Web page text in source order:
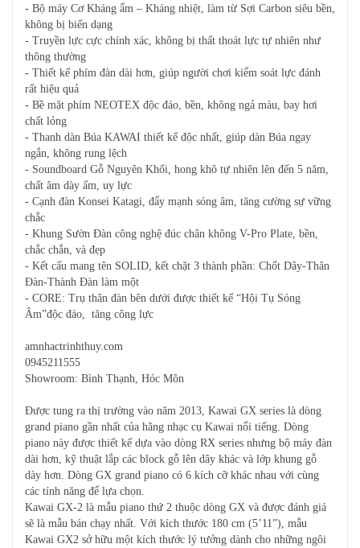
- Bộ máy Cơ Kháng ẩm – Kháng nhiệt, làm từ Sợi Carbon siêu bền,
không bị biến dạng
- Truyền lực cực chính xác, không bị thất thoát lực tự nhiên như
thông thường
- Thiết kế phím đàn dài hơn, giúp người chơi kiểm soát lực đánh
rất hiệu quả
- Bề mặt phím NEOTEX độc đáo, bền, không ngả màu, bay hơi
chất lỏng
- Thanh dàn Búa KAWAI thiết kế độc nhất, giúp dàn Búa ngay
ngắn, không rung lệch
- Soundboard Gỗ Nguyên Khối, hong khô tự nhiên lên đến 5 năm,
chất âm dày ấm, uy lực
- Cạnh đàn Konsei Katagi, đẩy mạnh sóng âm, tăng cường sự vững
chắc
- Khung Sườn Đàn công nghệ đúc chân không V-Pro Plate, bền,
chắc chắn, và đẹp
- Kết cấu mang tên SOLID, kết chặt 3 thành phần: Chốt Dây-Thân
Đàn-Thành Đàn làm một
- CORE: Trụ thân đàn bên dưới được thiết kế “Hội Tụ Sóng
Âm”độc đáo, tăng công lực
amnhactrinhthuy.com
0945211555
Showroom: Bình Thạnh, Hóc Môn
Được tung ra thị trường vào năm 2013, Kawai GX series là dòng
grand piano gần nhất của hãng nhạc cụ Kawai nổi tiếng. Dòng
piano này được thiết kế dựa vào dòng RX series nhưng bộ máy đàn
dài hơn, kỹ thuật lắp các block gỗ lên dây khác và lớp khung gỗ
dày hơn. Dòng GX grand piano có 6 kích cỡ khác nhau với cùng
các tính năng để lựa chọn.
Kawai GX-2 là mẫu piano thứ 2 thuộc dòng GX và được đánh giá
sẽ là mẫu bán chạy nhất. Với kích thước 180 cm (5’11”), mẫu
Kawai GX2 sở hữu một kích thước lý tưởng dành cho những ngôi